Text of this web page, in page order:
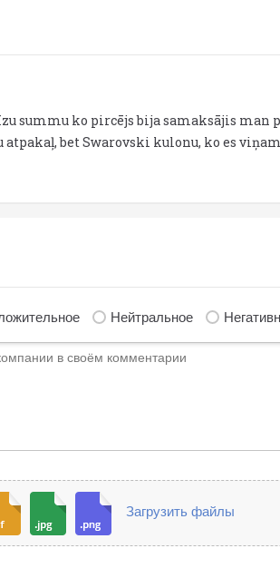
summu ko pircējs bija samaksājis man
bet Swarovski kulonu, ko es
Нейтральное
Загрузить файлы